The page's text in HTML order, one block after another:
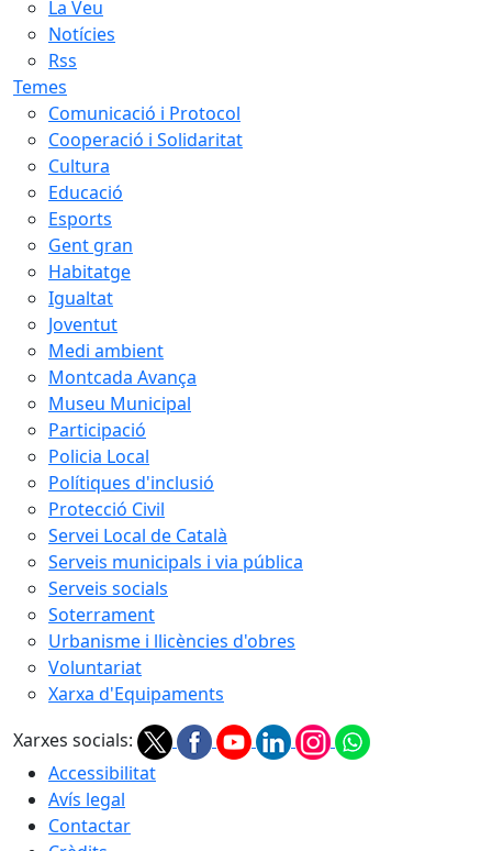
La Veu
Notícies
Rss
Temes
Comunicació i Protocol
Cooperació i Solidaritat
Cultura
Educació
Esports
Gent gran
Habitatge
Igualtat
Joventut
Medi ambient
Montcada Avança
Museu Municipal
Participació
Policia Local
Polítiques d'inclusió
Protecció Civil
Servei Local de Català
Serveis municipals i via pública
Serveis socials
Soterrament
Urbanisme i llicències d'obres
Voluntariat
Xarxa d'Equipaments
Xarxes socials:
Accessibilitat
Avís legal
Contactar